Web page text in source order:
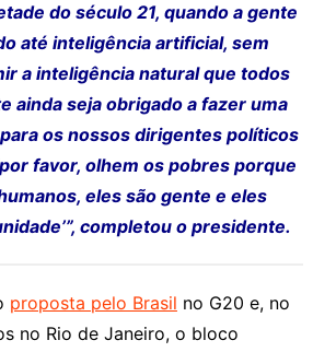
do século 21, quando a gente
até inteligência artificial, sem
a inteligência natural que todos
ainda seja obrigado a fazer uma
os nossos dirigentes políticos
favor, olhem os pobres porque
eles são gente e eles
completou o presidente.
proposta pelo Brasil no G20 e, no
no Rio de Janeiro, o bloco